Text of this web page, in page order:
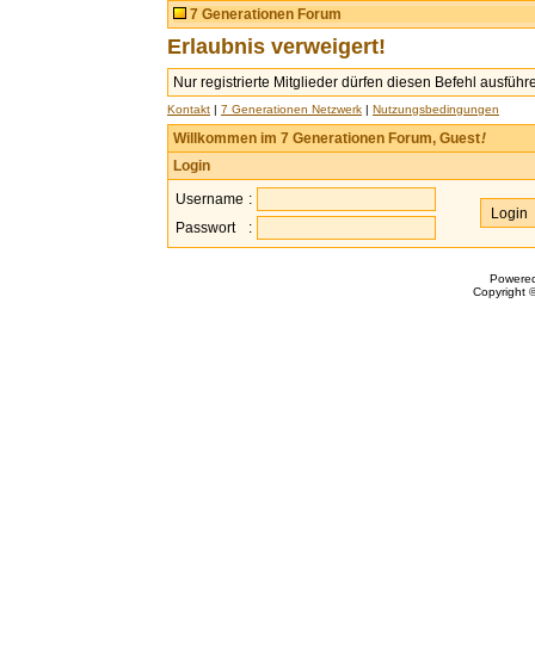
7 Generationen Forum
Erlaubnis verweigert!
Nur registrierte Mitglieder dürfen diesen Befehl
Kontakt | 7 Generationen Netzwerk | Nutzungsbedingungen
Willkommen im 7 Generationen Forum, Guest!
Login
Username :
Passwort
:
Copyright